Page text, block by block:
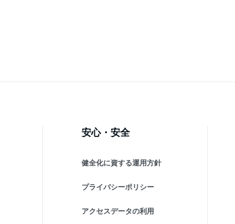
安心・安全
健全化に資する運用方針
プライバシーポリシー
アクセスデータの利用